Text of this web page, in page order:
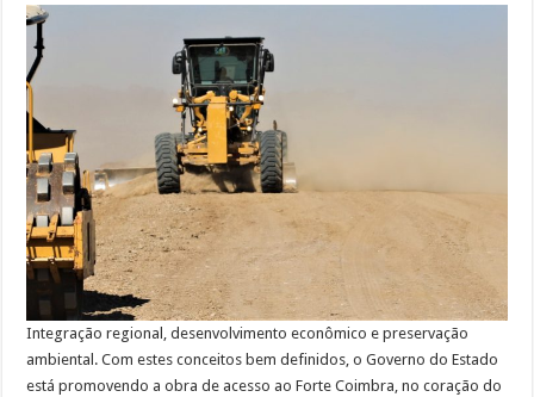
Integração regional, desenvolvimento econômico e preservação
ambiental. Com estes conceitos bem definidos, o Governo do Estado
está promovendo a obra de acesso ao Forte Coimbra, no coração do